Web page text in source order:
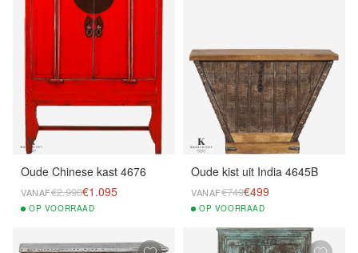
Oude Chinese kast 4676
VANAF€2.990€1.095
OP VOORRAAD
Oude kist uit India 4645B
VANAF€749€499
OP VOORRAAD